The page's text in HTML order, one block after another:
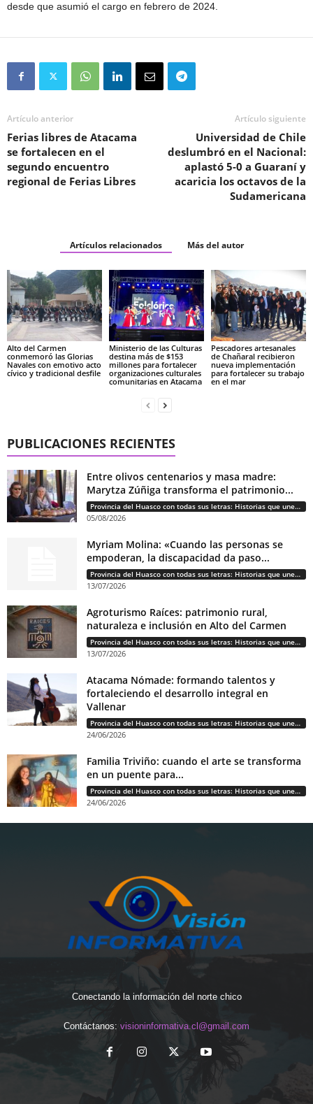
desde que asumió el cargo en febrero de 2024.
Artículo anterior
Ferias libres de Atacama
se fortalecen en el
segundo encuentro
regional de Ferias Libres
Artículo siguiente
Universidad de Chile
deslumbró en el Nacional:
aplastó 5-0 a Guaraní y
acaricia los octavos de la
Sudamericana
Artículos relacionados Más del autor
Alto del Carmen
conmemoró las Glorias
Navales con emotivo acto
cívico y tradicional desfile
Ministerio de las Culturas
destina más de $153
millones para fortalecer
organizaciones culturales
comunitarias en Atacama
Pescadores artesanales
de Chañaral recibieron
nueva implementación
para fortalecer su trabajo
en el mar
PUBLICACIONES RECIENTES
Entre olivos centenarios y masa madre:
Marytza Zúñiga transforma el patrimonio...
Provincia del Huasco con todas sus letras: Historias que unen cultura, diversidad e identidad
05/08/2026
Myriam Molina: «Cuando las personas se
empoderan, la discapacidad da paso...
Provincia del Huasco con todas sus letras: Historias que unen cultura, diversidad e identidad
13/07/2026
Agroturismo Raíces: patrimonio rural,
naturaleza e inclusión en Alto del Carmen
Provincia del Huasco con todas sus letras: Historias que unen cultura, diversidad e identidad
13/07/2026
Atacama Nómade: formando talentos y
fortaleciendo el desarrollo integral en
Vallenar
Provincia del Huasco con todas sus letras: Historias que unen cultura, diversidad e identidad
24/06/2026
Familia Triviño: cuando el arte se transforma
en un puente para...
Provincia del Huasco con todas sus letras: Historias que unen cultura, diversidad e identidad
24/06/2026
Conectando la información del norte chico
Contáctanos: visioninformativa.cl@gmail.com